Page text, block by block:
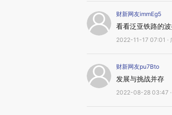
财新网友immEg5
看看泛亚铁路的
2022-11-17 07:01 ·
财新网友pu7Bto
发展与挑战并存
2022-08-28 03:47 ·